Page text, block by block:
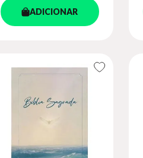
ADICIONAR